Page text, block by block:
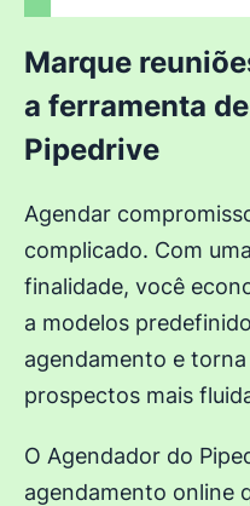
Marque
a ferramenta
Pipedrive
Agendar
complicado. Com
finalidade, você
a modelos
agendamento e
prospectos mais
O Agendador do
agendamento online